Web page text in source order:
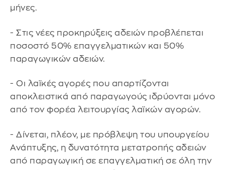
μήνες.
- Στις νέες προκηρύξεις αδειών προβλέπεται
ποσοστό 50% επαγγελματικών και 50%
παραγωγικών αδειών.
- Οι λαϊκές αγορές που απαρτίζονται
αποκλειστικά από παραγωγούς ιδρύονται μόνο
από τον φορέα λειτουργίας λαϊκών αγορών.
- Δίνεται, πλέον, με πρόβλεψη του υπουργείου
Ανάπτυξης, η δυνατότητα μετατροπής αδειών
από παραγωγική σε επαγγελματική σε όλη την